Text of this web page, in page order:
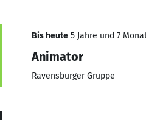
Bis heute 5 Jahre und 7
Animator
Ravensburger Gruppe